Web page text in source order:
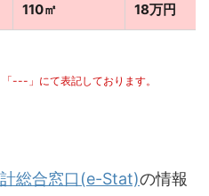
110㎡ 18万円
---」にて表記しております。
総合窓口(e-Stat)の情報